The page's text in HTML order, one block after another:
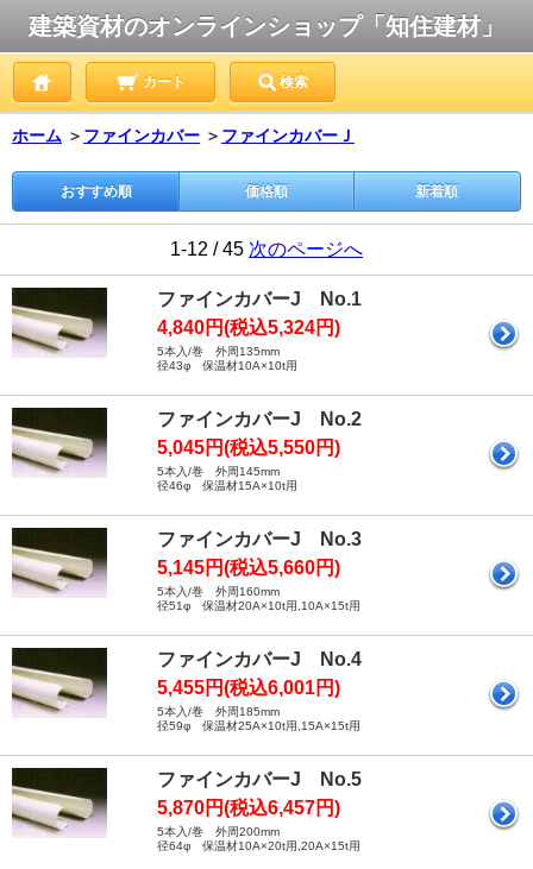
建築資材のオンラインショップ「知住建材」
カート 検索
ホーム ＞ ファインカバー ＞ ファインカバーＪ
おすすめ順 価格順 新着順
1-12 / 45 次のページへ
ファインカバーJ No.1
4,840円(税込5,324円)
5本入/巻 外周135mm
径43φ 保温材10A×10t用
ファインカバーJ No.2
5,045円(税込5,550円)
5本入/巻 外周145mm
径46φ 保温材15A×10t用
ファインカバーJ No.3
5,145円(税込5,660円)
5本入/巻 外周160mm
径51φ 保温材20A×10t用,10A×15t用
ファインカバーJ No.4
5,455円(税込6,001円)
5本入/巻 外周185mm
径59φ 保温材25A×10t用,15A×15t用
ファインカバーJ No.5
5,870円(税込6,457円)
5本入/巻 外周200mm
径64φ 保温材10A×20t用,20A×15t用